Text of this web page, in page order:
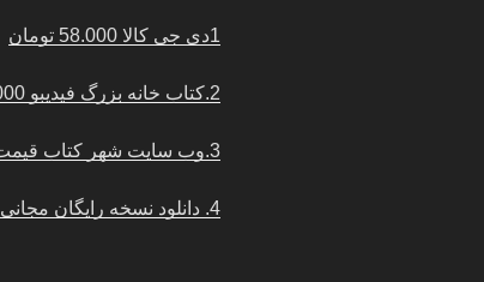
1دی جی کالا 58.000 تومان
2.کتاب خانه بزرگ فیدیبو 25.000 تومان
3.وب سایت شهر کتاب قیمت 72.000
4. دانلود نسخه رایگان مجانی فرمت pdf